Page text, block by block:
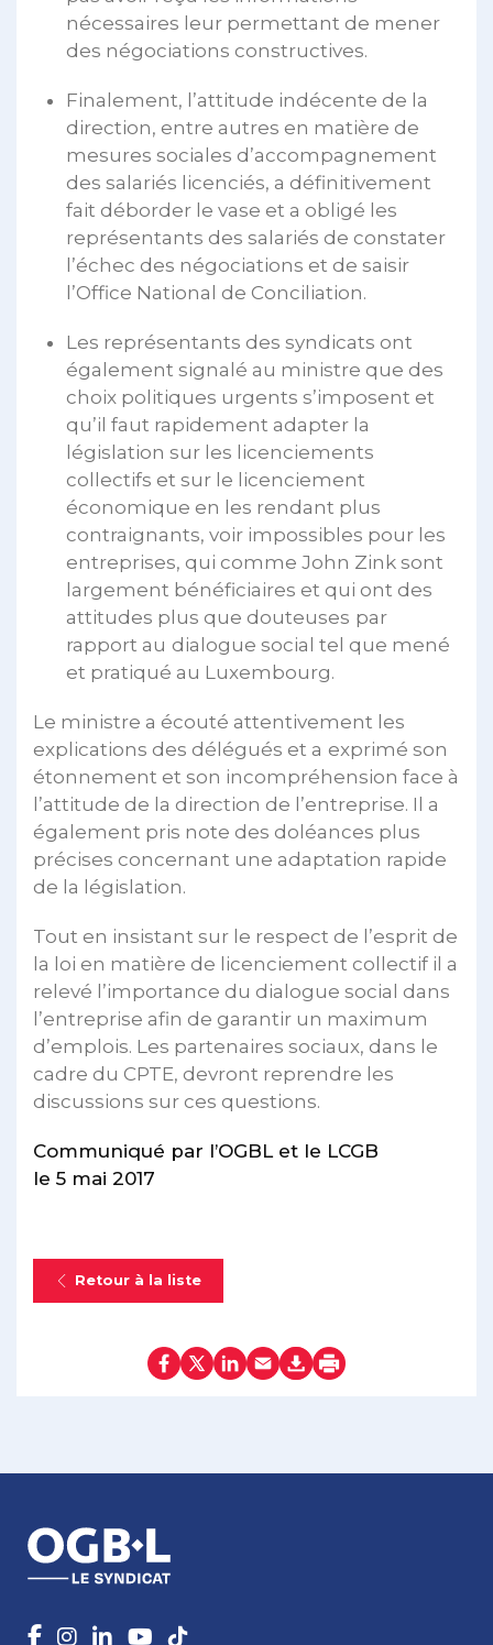
nécessaires leur permettant de mener
des négociations constructives.
Finalement, l’attitude indécente de la
direction, entre autres en matière de
mesures sociales d’accompagnement
des salariés licenciés, a définitivement
fait déborder le vase et a obligé les
représentants des salariés de constater
l’échec des négociations et de saisir
l’Office National de Conciliation.
Les représentants des syndicats ont
également signalé au ministre que des
choix politiques urgents s’imposent et
qu’il faut rapidement adapter la
législation sur les licenciements
collectifs et sur le licenciement
économique en les rendant plus
contraignants, voir impossibles pour les
entreprises, qui comme John Zink sont
largement bénéficiaires et qui ont des
attitudes plus que douteuses par
rapport au dialogue social tel que mené
et pratiqué au Luxembourg.
Le ministre a écouté attentivement les
explications des délégués et a exprimé son
étonnement et son incompréhension face à
l’attitude de la direction de l’entreprise. Il a
également pris note des doléances plus
précises concernant une adaptation rapide
de la législation.
Tout en insistant sur le respect de l’esprit de
la loi en matière de licenciement collectif il a
relevé l’importance du dialogue social dans
l’entreprise afin de garantir un maximum
d’emplois. Les partenaires sociaux, dans le
cadre du CPTE, devront reprendre les
discussions sur ces questions.
Communiqué par l’OGBL et le LCGB
le 5 mai 2017
Retour à la liste